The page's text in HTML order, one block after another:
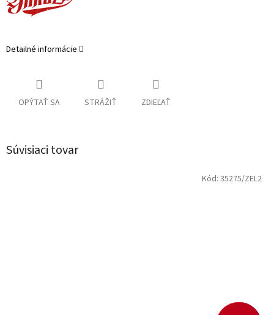
Detailné informácie
OPÝTAŤ SA STRÁŽIŤ ZDIEĽAŤ
Súvisiaci tovar
Kód: 35275/ZEL2